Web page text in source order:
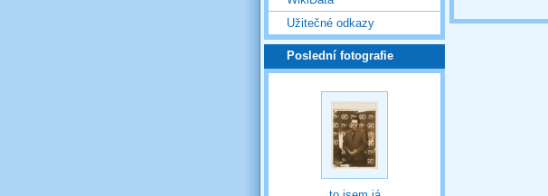
Užitečné odkazy
Poslední fotografie